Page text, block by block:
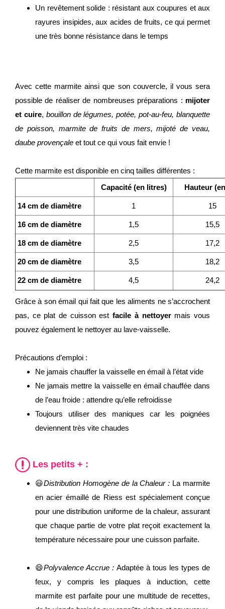
Un revêtement solide : résistant aux coupures et aux
rayures insipides, aux acides de fruits, ce qui permet
une très bonne résistance dans le temps
Avec cette marmite ainsi que son couvercle, il vous sera
possible de réaliser de nombreuses préparations : mijoter
et cuire, bouillon de légumes, potée, pot-au-feu, blanquette
de poisson, marmite de fruits de mers, mijoté de veau,
daube provençale et tout ce qui vous fait envie !
Cette marmite est disponible en cinq tailles différentes :
Capacité (en litres)
Hauteur
14 cm de diamètre 1 15
16 cm de diamètre 1,5 15,5
18 cm de diamètre 2,5 17,2
20 cm de diamètre 3,5 18,2
22 cm de diamètre 4,5 24,2
Grâce à son émail qui fait que les aliments ne s’accrochent
pas, ce plat de cuisson est facile à nettoyer mais vous
pouvez également le nettoyer au lave-vaisselle.
Précautions d’emploi :
Ne jamais chauffer la vaisselle en émail à l’état vide
Ne jamais mettre la vaisselle en émail chauffée dans
de l’eau froide : attendre qu’elle refroidisse
Toujours utiliser des maniques car les poignées
deviennent très vite chaudes
Les petits + :
😃Distribution Homogène de la Chaleur : La marmite
en acier émaillé de Riess est spécialement conçue
pour une distribution uniforme de la chaleur, assurant
que chaque partie de votre plat reçoit exactement la
température nécessaire pour une cuisson parfaite.
😄Polyvalence Accrue : Adaptée à tous les types de
feux, y compris les plaques à induction, cette
marmite est parfaite pour une multitude de recettes,